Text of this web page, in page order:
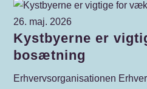
26. maj. 2026
Kystbyerne er
bosætning
Erhvervsorganisationen